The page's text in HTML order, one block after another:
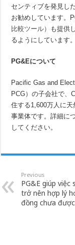
センティブを発見し
お勧めしています。
比較ツール）
も提供
るようにしています。
PG&Eについて
Pacific Gas and
PCG）の子会社で、
住する1,600万人に
事業体です。詳細に
してください。
Previous
PG&E giúp việc
trở nên hợp lý
đồng chưa được